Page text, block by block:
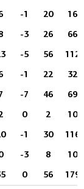
-1 20 16
-3 26 66
-5 56 112
-1 22 32
-7 46 69
0 2 10
-1 30 116
-3 8 10
0 56 179